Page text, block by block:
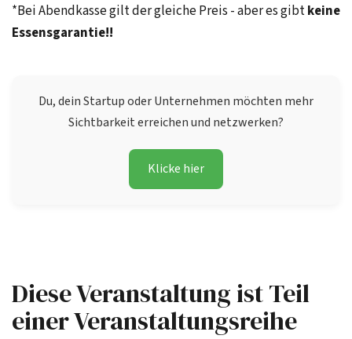
*Bei Abendkasse gilt der gleiche Preis - aber es gibtkeine
Essensgarantie!!
Du, dein Startup oder Unternehmen möchten mehr
Sichtbarkeit erreichen und netzwerken?
Klicke hier
Diese Veranstaltung ist Teil
einer Veranstaltungsreihe